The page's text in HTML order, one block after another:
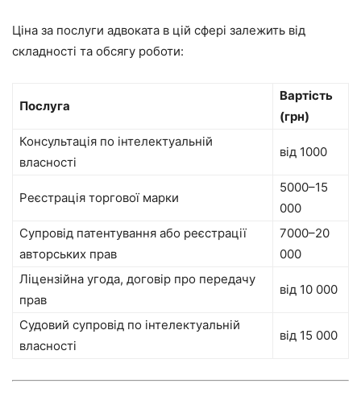
Ціна за послуги адвоката в цій сфері залежить від
складності та обсягу роботи:
Послуга
Вартість
(грн)
Консультація по інтелектуальній
власності
від 1000
Реєстрація торгової марки
5000–15
000
Супровід патентування або реєстрації
авторських прав
7000–20
000
Ліцензійна угода, договір про передачу
прав
від 10 000
Судовий супровід по інтелектуальній
власності
від 15 000